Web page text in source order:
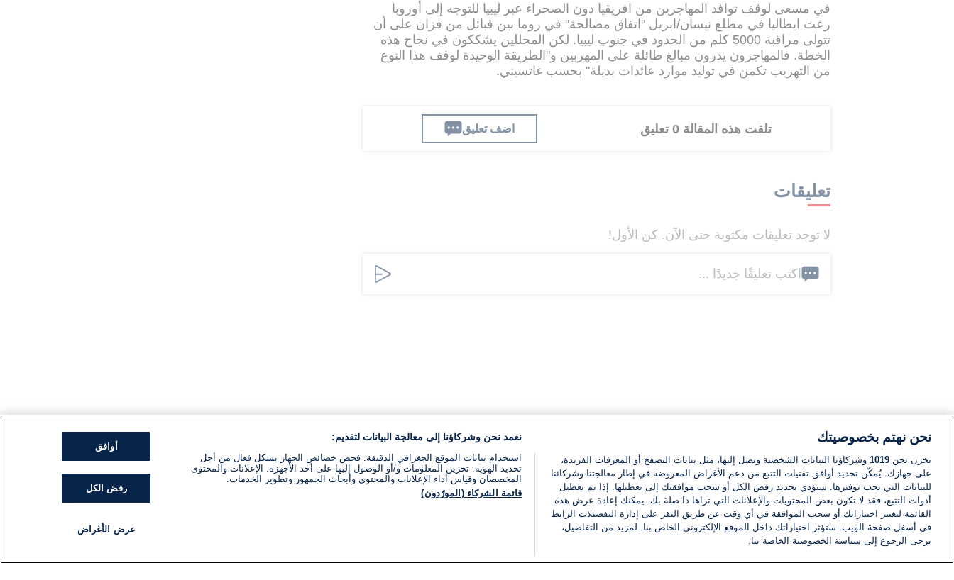
في مسعى لوقف توافد المهاجرين من افريقيا دون الصحراء عبر ليبيا للتوجه إلى أوروبا
رعت ايطاليا في مطلع نيسان/ابريل "اتفاق مصالحة" في روما بين قبائل من فزان على أن
تتولى مراقبة 5000 كلم من الحدود في جنوب ليبيا. لكن المحللين يشككون في نجاح هذه
الخطة. فالمهاجرون يدرون مبالغ طائلة على المهربين و"الطريقة الوحيدة لوقف هذا النوع
من التهريب تكمن في توليد موارد عائدات بديلة" بحسب غاتسيني.
تلقت هذه المقالة 0 تعليق اضف تعليق
تعليقات
لا توجد تعليقات مكتوبة حتى الآن. كن الأول!
اكتب تعليقًا جديدًا ...
نحن نهتم بخصوصيتك
نخزن نحن 1019 وشركاؤنا البيانات الشخصية ونصل إليها، مثل بيانات التصفح أو المعرفات الفريدة،
على جهازك. يُمكّن تحديد أوافق تقنيات التتبع من دعم الأغراض المعروضة في إطار معالجتنا وشركائنا
للبيانات التي يجب توفيرها. سيؤدي تحديد رفض الكل أو سحب موافقتك إلى تعطيلها. إذا تم تعطيل
أدوات التتبع، فقد لا تكون بعض المحتويات والإعلانات التي تراها ذا صلة بك. يمكنك إعادة عرض هذه
القائمة لتغيير اختياراتك أو سحب الموافقة في أي وقت عن طريق النقر على إدارة التفضيلات الرابط
في أسفل صفحة الويب. ستؤثر اختياراتك داخل الموقع الإلكتروني الخاص بنا. لمزيد من التفاصيل،
يرجى الرجوع إلى سياسة الخصوصية الخاصة بنا.
نعمد نحن وشركاؤنا إلى معالجة البيانات لتقديم:
استخدام بيانات الموقع الجغرافي الدقيقة. فحص خصائص الجهاز بشكل فعال من أجل
تحديد الهوية. تخزين المعلومات و/أو الوصول إليها على أحد الأجهزة. الإعلانات والمحتوى
المخصصان وقياس أداء الإعلانات والمحتوى وأبحاث الجمهور وتطوير الخدمات.
قائمة الشركاء (المورّدون)
أوافق
رفض الكل
عرض الأغراض